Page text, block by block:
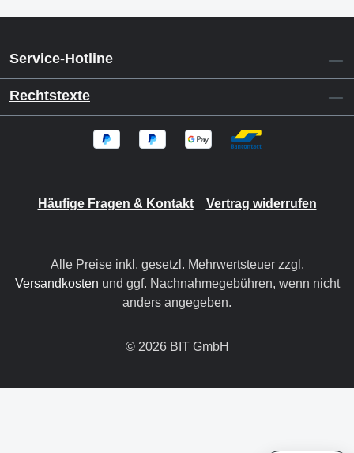
Service-Hotline
Rechtstexte
Häufige Fragen & Kontakt Vertrag widerrufen
Alle Preise inkl. gesetzl. Mehrwertsteuer zzgl.
Versandkosten und ggf. Nachnahmegebühren, wenn nicht
anders angegeben.
© 2026 BIT GmbH